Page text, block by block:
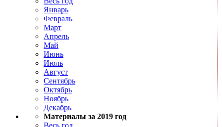
Январь
Февраль
Март
Апрель
Май
Июнь
Июль
Август
Сентябрь
Октябрь
Ноябрь
Декабрь
Материалы за 2019 год
Весь год